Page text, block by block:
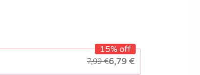
15% off
7,99€6,79€